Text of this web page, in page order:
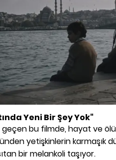
Yeni Bir Şey Yok"
geçen bu filmde, hayat ve
yetişkinlerin karmaşık
bir melankoli taşıyor.